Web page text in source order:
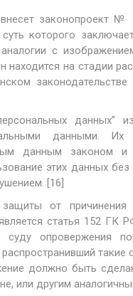
законопроект №
которого
с
на стадии
данных”
данными.
данным законом и
этих данных
[16]
от причинения
статья 152 ГК
суду опровержения
такие
должно быть
или другим